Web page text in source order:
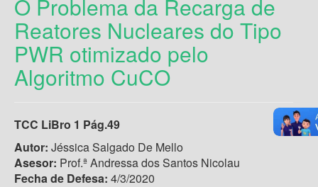
O Problema da Recarga de
Reatores Nucleares do Tipo
PWR otimizado pelo
Algoritmo CuCO
TCC LiBro 1 Pág.49
Autor: Jéssica Salgado De Mello
Asesor: Prof.ª Andressa dos Santos Nicolau
Fecha de Defesa: 4/3/2020